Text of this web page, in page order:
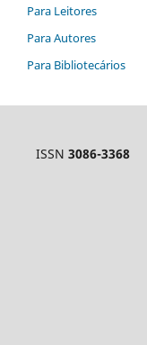
Para Leitores
Para Autores
Para Bibliotecários
ISSN 3086-3368